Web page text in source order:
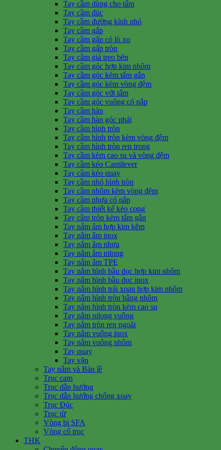
Tay cầm dùng cho tấm
Tay cầm đúc
Tay cầm đường kính nhỏ
Tay cầm gấp
Tay cầm gấp có lò xo
Tay cầm gấp tròn
Tay cầm giá treo bên
Tay cầm góc hợp kim nhôm
Tay cầm góc kèm tấm gắn
Tay cầm góc kèm vòng đệm
Tay cầm góc với tấm
Tay cầm góc vuông có nắp
Tay cầm hàn
Tay cầm hàn góc phải
Tay cầm hình tròn
Tay cầm hình tròn kèm vòng đệm
Tay cầm hình tròn ren trong
Tay cầm kèm cao su và vòng đệm
Tay cầm kéo Cantilever
Tay cầm kéo quay
Tay cầm nhỏ hình tròn
Tay cầm nhôm kèm vòng đệm
Tay cầm nhựa có nắp
Tay cầm thiết kế kéo cong
Tay cầm tròn kèm tấm gắn
Tay nắm âm hợp kim kẽm
Tay nắm âm inox
Tay nắm âm nhựa
Tay nắm âm nilong
Tay nắm âm TPE
Tay nắm hình bầu dục hợp kim nhôm
Tay nắm hình bầu dục inox
Tay nắm hình trái xoan hợp kim nhôm
Tay nắm hình tròn bằng nhôm
Tay nắm hình tròn kèm cao su
Tay nắm nilong vuông
Tay nắm tròn ren ngoài
Tay nắm vuông inox
Tay nắm vuông nhôm
Tay quay
Tay vặn
Tay nắm và Bản lề
Trục cam
Trục dẫn hướng
Trục dẫn hướng chống xoay
Trục Đúc
Trục từ
Vòng bi SFA
Vòng cổ trục
THK